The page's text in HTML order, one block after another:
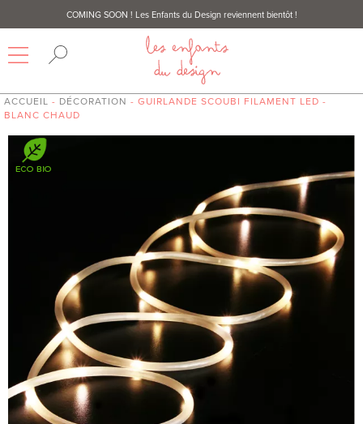
COMING SOON ! Les Enfants du Design reviennent bientôt !
ACCUEIL - DÉCORATION - GUIRLANDE SCOUBI FILAMENT LED -
BLANC CHAUD